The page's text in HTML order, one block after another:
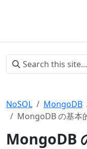
NoSQL MongoDB
MongoDB の基本
MongoDB